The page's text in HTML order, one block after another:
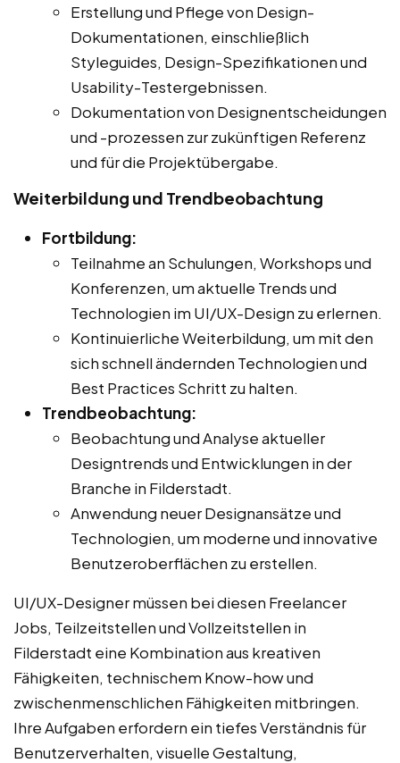
Erstellung und Pflege von Design-
Dokumentationen, einschließlich
Styleguides, Design-Spezifikationen und
Usability-Testergebnissen.
Dokumentation von Designentscheidungen
und -prozessen zur zukünftigen Referenz
und für die Projektübergabe.
Weiterbildung und Trendbeobachtung
Fortbildung:
Teilnahme an Schulungen, Workshops und
Konferenzen, um aktuelle Trends und
Technologien im UI/UX-Design zu erlernen.
Kontinuierliche Weiterbildung, um mit den
sich schnell ändernden Technologien und
Best Practices Schritt zu halten.
Trendbeobachtung:
Beobachtung und Analyse aktueller
Designtrends und Entwicklungen in der
Branche in Filderstadt.
Anwendung neuer Designansätze und
Technologien, um moderne und innovative
Benutzeroberflächen zu erstellen.
UI/UX-Designer müssen bei diesen Freelancer
Jobs, Teilzeitstellen und Vollzeitstellen in
Filderstadt eine Kombination aus kreativen
Fähigkeiten, technischem Know-how und
zwischenmenschlichen Fähigkeiten mitbringen.
Ihre Aufgaben erfordern ein tiefes Verständnis für
Benutzerverhalten, visuelle Gestaltung,